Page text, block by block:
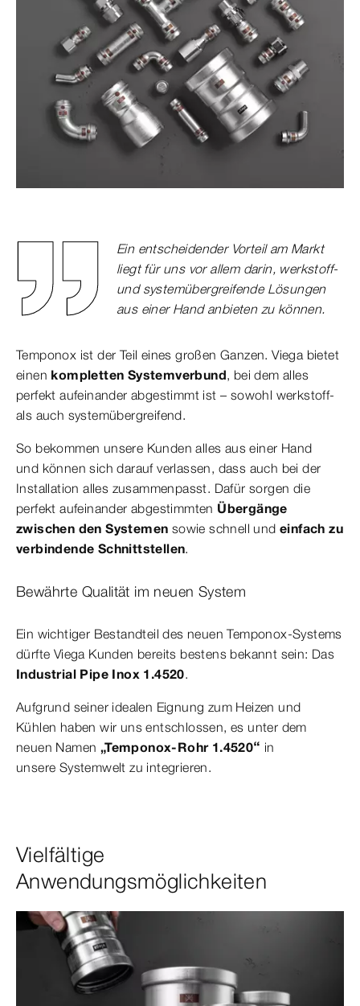
Ein entscheidender Vorteil am Markt
liegt für uns vor allem darin, werkstoff-
und systemübergreifende Lösungen
aus einer Hand anbieten zu können.
Temponox ist der Teil eines großen Ganzen. Viega bietet
einen kompletten Systemverbund, bei dem alles
perfekt aufeinander abgestimmt ist – sowohl werkstoff-
als auch systemübergreifend.
So bekommen unsere Kunden alles aus einer Hand
und können sich darauf verlassen, dass auch bei der
Installation alles zusammenpasst. Dafür sorgen die
perfekt aufeinander abgestimmten Übergänge
zwischen den Systemen sowieschnell undeinfach zu
verbindende Schnittstellen.
Bewährte Qualität im neuen System
Ein wichtiger Bestandteil des neuen Temponox-Systems
dürfte Viega Kunden bereits bestens bekannt sein: Das
Industrial Pipe Inox 1.4520.
Aufgrund seiner idealen Eignung zum Heizen und
Kühlen haben wir uns entschlossen, es unter dem
neuen Namen „Temponox-Rohr 1.4520“ in
unsere Systemwelt zu integrieren.
Vielfältige
Anwendungsmöglichkeiten